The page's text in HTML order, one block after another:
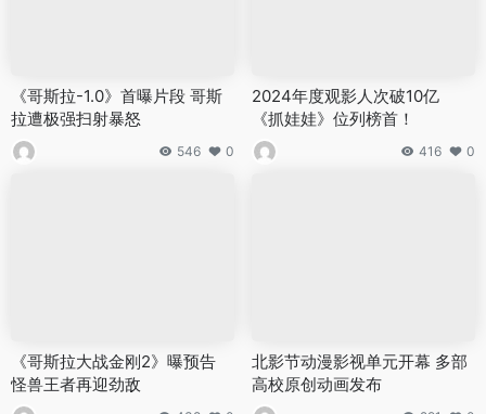
《哥斯拉-1.0》首曝片段 哥斯
拉遭极强扫射暴怒
546 0
2024年度观影人次破10亿
《抓娃娃》位列榜首！
416 0
《哥斯拉大战金刚2》曝预告
怪兽王者再迎劲敌
北影节动漫影视单元开幕 多部
高校原创动画发布